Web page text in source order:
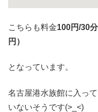
こちらも料金100円/30
円）
となっています。
名古屋港水族館に入っ
いないそうです(>_<)